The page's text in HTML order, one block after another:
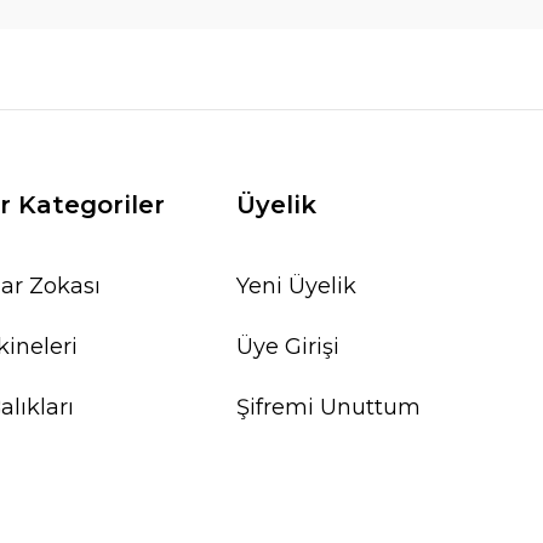
Kategoriler
Zokası
Üyelik
Yeni Üyelik
Üye Girişi
Şifremi Unuttum